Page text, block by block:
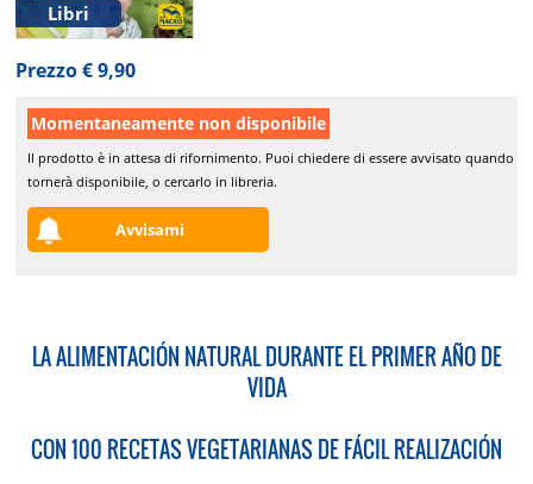
Libri
Prezzo € 9,90
Momentaneamente non disponibile
Il prodotto è in attesa di rifornimento. Puoi chiedere di essere avvisato quando
tornerà disponibile, o cercarlo in libreria.
Avvisami
LA ALIMENTACIÓN NATURAL DURANTE EL PRIMER AÑO DE
VIDA
CON 100 RECETAS VEGETARIANAS DE FÁCIL REALIZACIÓN